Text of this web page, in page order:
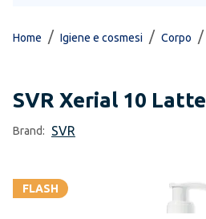
Home / Igiene e cosmesi / Corpo /
SVR Xerial 10
Brand: SVR
FLASH